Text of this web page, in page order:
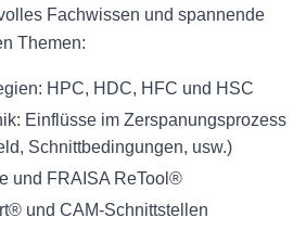
Fachwissen und spannende
Themen:
HPC, HDC, HFC und HSC
Einflüsse im Zerspanungsprozess
Schnittbedingungen, usw.)
und FRAISA ReTool®
und CAM-Schnittstellen